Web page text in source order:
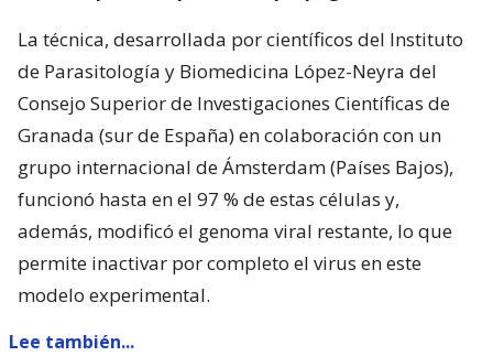
La técnica, desarrollada por científicos del Instituto
de Parasitología y Biomedicina López-Neyra del
Consejo Superior de Investigaciones Científicas de
Granada (sur de España) en colaboración con un
grupo internacional de Ámsterdam (Países Bajos),
funcionó hasta en el 97 % de estas células y,
además, modificó el genoma viral restante, lo que
permite inactivar por completo el virus en este
modelo experimental.
Lee también...